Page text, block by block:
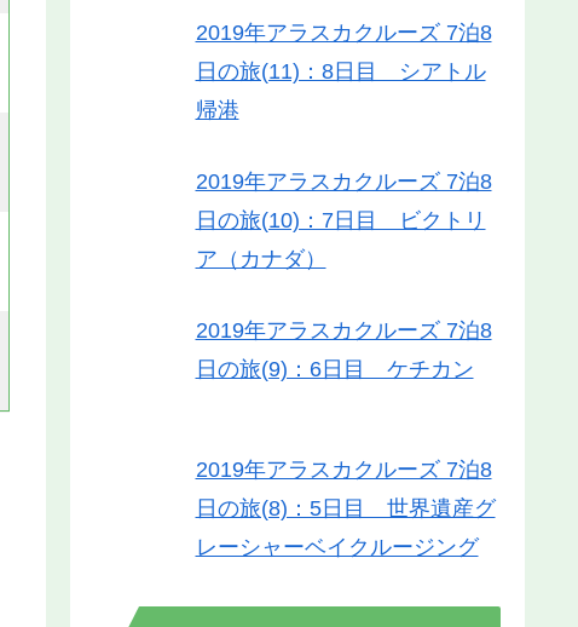
2019年アラスカクルーズ 7泊8
日の旅(11)：8日目 シアトル
帰港
2019年アラスカクルーズ 7泊8
日の旅(10)：7日目 ビクトリ
ア（カナダ）
2019年アラスカクルーズ 7泊8
日の旅(9)：6日目 ケチカン
2019年アラスカクルーズ 7泊8
日の旅(8)：5日目 世界遺産グ
レーシャーベイクルージング